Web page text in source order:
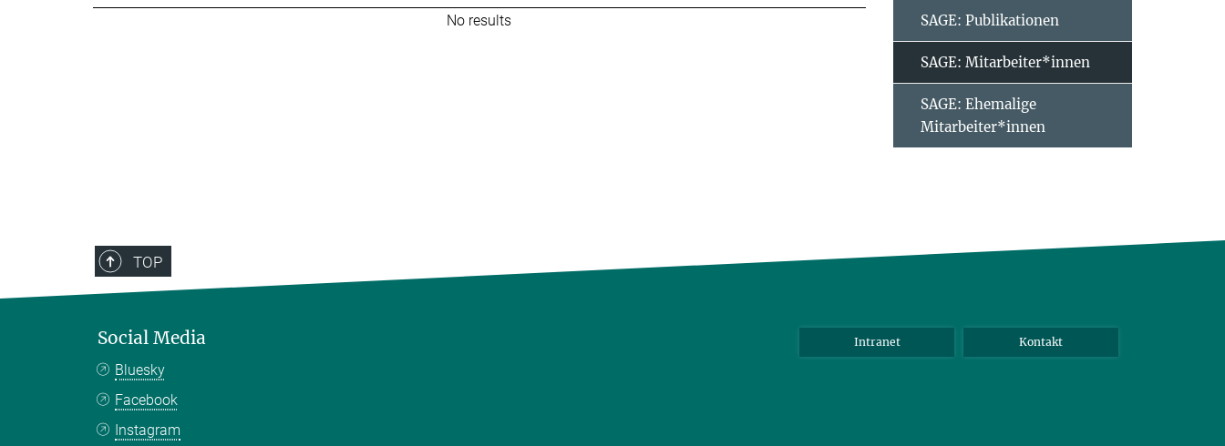
No results
SAGE: Publikationen
SAGE: Mitarbeiter*innen
SAGE: Ehemalige
Mitarbeiter*innen
TOP
Social Media
Bluesky
Facebook
Instagram
Intranet Kontakt